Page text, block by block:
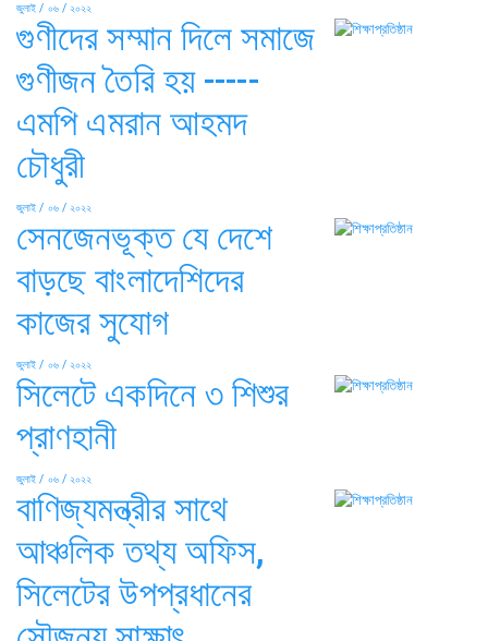
জুলাই / ০৬ / ২০২২
গুণীদের সম্মান দিলে সমাজে
গুণীজন তৈরি হয় -----
এমপি এমরান আহমদ
চৌধুরী
জুলাই / ০৬ / ২০২২
সেনজেনভূক্ত যে দেশে
বাড়ছে বাংলাদেশিদের
কাজের সুযোগ
জুলাই / ০৬ / ২০২২
সিলেটে একদিনে ৩ শিশুর
প্রাণহানী
জুলাই / ০৬ / ২০২২
বাণিজ্যমন্ত্রীর সাথে
আঞ্চলিক তথ্য অফিস,
সিলেটের উপপ্রধানের